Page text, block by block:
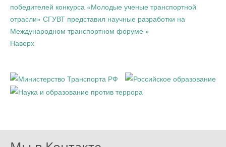
победителей конкурса «Молодые ученые транспортной
отрасли» СГУВТ представил научные разработки на
Международном транспортном форуме »
Наверх